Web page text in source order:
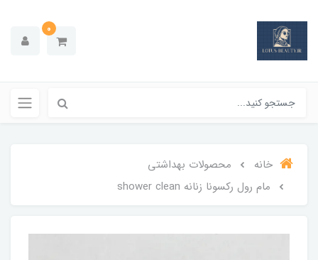
0
خانه
محصولات بهداشتي
مام رول ركسونا زنانه shower clean